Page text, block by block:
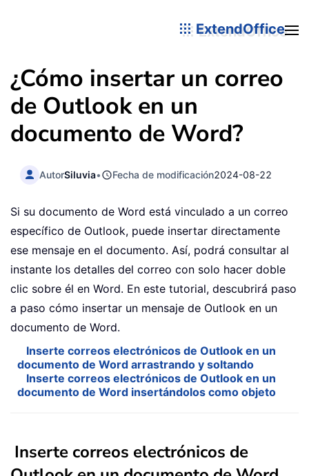
ExtendOffice
¿Cómo insertar un correo
de Outlook en un
documento de Word?
AutorSiluvia• Fecha de modificación2024-08-22
Si su documento de Word está vinculado a un correo
específico de Outlook, puede insertar directamente
ese mensaje en el documento. Así, podrá consultar al
instante los detalles del correo con solo hacer doble
clic sobre él en Word. En este tutorial, descubrirá paso
a paso cómo insertar un mensaje de Outlook en un
documento de Word.
Inserte correos electrónicos de Outlook en un
documento de Word arrastrando y soltando
Inserte correos electrónicos de Outlook en un
documento de Word insertándolos como objeto
Inserte correos electrónicos de